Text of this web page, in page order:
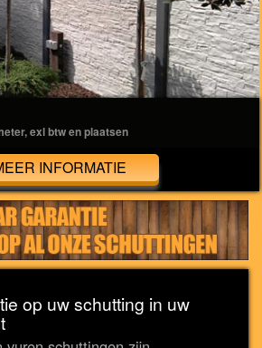
exl btw en plaatsen
INFORMATIE
op uw schutting in uw